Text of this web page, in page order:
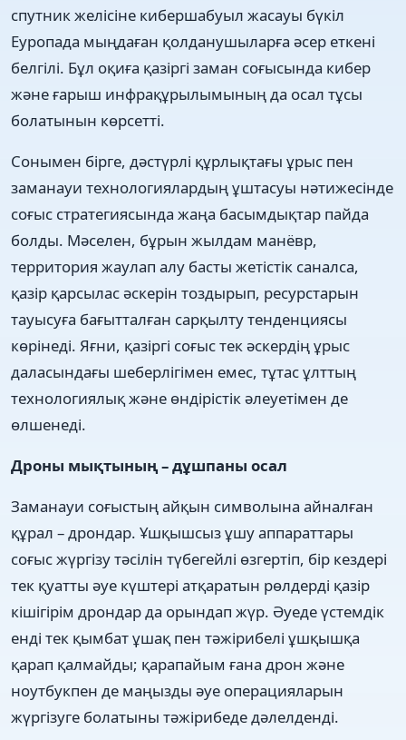
спутник желісіне кибершабуыл жасауы бүкіл
Еуропада мыңдаған қолданушыларға әсер еткені
белгілі. Бұл оқиға қазіргі заман соғысында кибер
және ғарыш инфрақұрылымының да осал тұсы
болатынын көрсетті.
Сонымен бірге, дәстүрлі құрлықтағы ұрыс пен
заманауи технологиялардың ұштасуы нәтижесінде
соғыс стратегиясында жаңа басымдықтар пайда
болды. Мәселен, бұрын жылдам манёвр,
территория жаулап алу басты жетістік саналса,
қазір қарсылас әскерін тоздырып, ресурстарын
тауысуға бағытталған сарқылту тенденциясы
көрінеді. Яғни, қазіргі соғыс тек әскердің ұрыс
даласындағы шеберлігімен емес, тұтас ұлттың
технологиялық және өндірістік әлеуетімен де
өлшенеді.
Дроны мықтының – дұшпаны осал
Заманауи соғыстың айқын символына айналған
құрал – дрондар. Ұшқышсыз ұшу аппараттары
соғыс жүргізу тәсілін түбегейлі өзгертіп, бір кездері
тек қуатты әуе күштері атқаратын рөлдерді қазір
кішігірім дрондар да орындап жүр. Әуеде үстемдік
енді тек қымбат ұшақ пен тәжірибелі ұшқышқа
қарап қалмайды; қарапайым ғана дрон және
ноутбукпен де маңызды әуе операцияларын
жүргізуге болатыны тәжірибеде дәлелденді.